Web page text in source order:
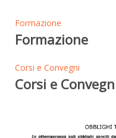
Formazione
Formazione
Corsi e Convegni
Corsi e